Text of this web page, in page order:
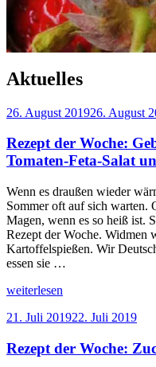
Aktuelles
Veröffentlicht
26. August 201926. August
Rezept der Woche:
Tomaten-Feta-Salat
Wenn es draußen wieder
Sommer oft auf sich warten.
Magen, wenn es so heiß ist.
Rezept der Woche. Widmen
Kartoffelspießen. Wir
essen sie …
„Rezept
Woche:
Kartoffelspieße
weiterlesen
Veröffentlicht
21. Juli 201922. Juli 2019
Rezept der Woche: